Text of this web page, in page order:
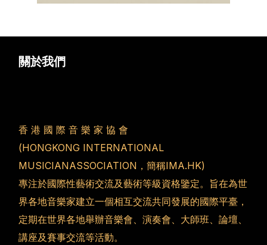
關於我們
香 港 國 際 音 樂 家 協 會
(HONGKONG INTERNATIONAL
MUSICIANASSOCIATION，簡稱IMA.HK)
專注於國際性藝術交流及藝術等級資格鑒定。旨在為世
界各地音樂家建立一個相互交流共同發展的國際平臺，
定期在世界各地舉辦音樂會、演奏會、大師班、論壇、
講座及賽事交流等活動。